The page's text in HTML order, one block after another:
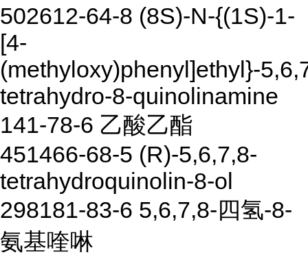
502612-64-8 (8S)-N-{(1S)-1-
[4-
(methyloxy)phenyl]ethyl}-
tetrahydro-8-quinolinamine
141-78-6 乙酸乙酯
451466-68-5 (R)-5,6,7,8-
tetrahydroquinolin-8-ol
298181-83-6 5,6,7,8-四氢-8-
氨基喹啉